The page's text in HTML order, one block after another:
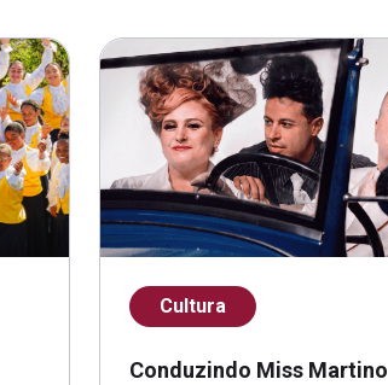
Cultura
Conduzindo Miss Martino